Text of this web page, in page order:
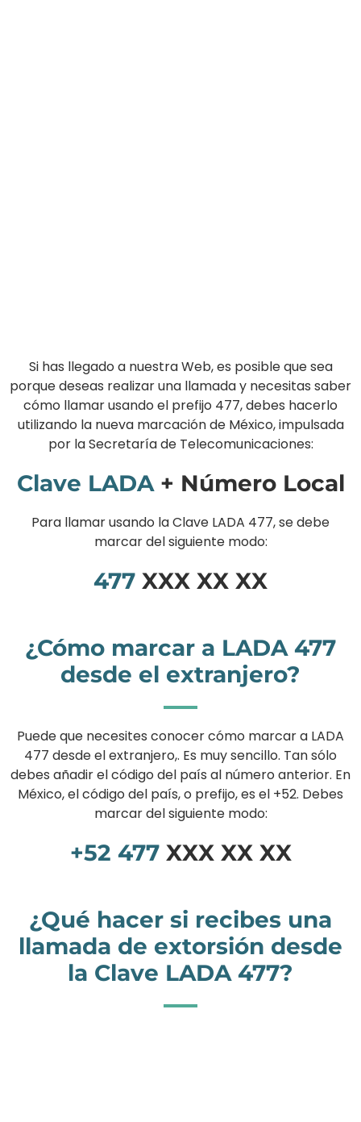
Si has llegado a nuestra Web, es posible que sea
porque deseas realizar una llamada y necesitas saber
cómo llamar usando el prefijo 477, debes hacerlo
utilizando la nueva marcación de México, impulsada
por la Secretaría de Telecomunicaciones:
Clave LADA+ Número Local
Para llamar usando la Clave LADA 477, se debe
marcar del siguiente modo:
477 XXX XX XX
¿Cómo marcar a LADA 477
desde el extranjero?
Puede que necesites conocer cómo marcar a LADA
477 desde el extranjero,. Es muy sencillo. Tan sólo
debes añadir el código del país al número anterior. En
México, el código del país, o prefijo, es el +52. Debes
marcar del siguiente modo:
+52 477XXX XX XX
¿Qué hacer si recibes una
llamada de extorsión desde
la Clave LADA 477?